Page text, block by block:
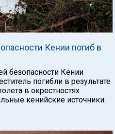
Кении погиб в
безопасности Кении
погибли в результате
в окрестностях
кенийские источники.